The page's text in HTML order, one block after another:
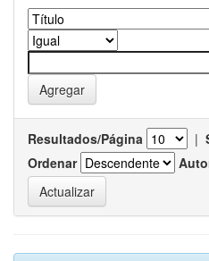
Resultados/Página |
Ordenar